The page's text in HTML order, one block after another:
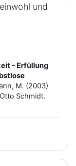
und
– Erfüllung
M. (2003)
Schmidt.